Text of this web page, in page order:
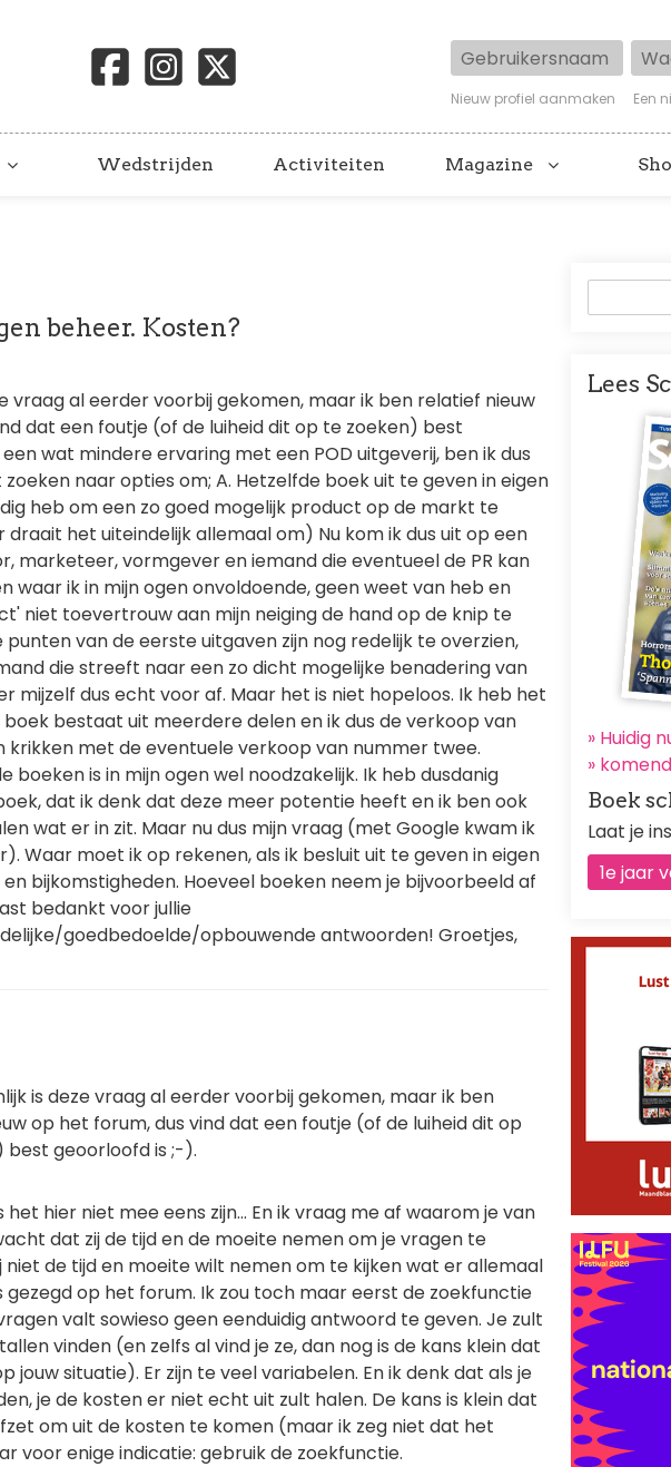
Gebruikersnaam
Nieuw profiel aanmaken Een
Wedstrijden Activiteiten Magazine
beheer. Kosten?
vraag al eerder voorbij gekomen, maar ik ben relatief nieuw
dat een foutje (of de luiheid dit op te zoeken) best
wat mindere ervaring met een POD uitgeverij, ben ik dus
naar opties om; A. Hetzelfde boek uit te geven in eigen
heb om een zo goed mogelijk product op de markt te
het uiteindelijk allemaal om) Nu kom ik dus uit op een
marketeer, vormgever en iemand die eventueel de PR kan
waar ik in mijn ogen onvoldoende, geen weet van heb en
niet toevertrouw aan mijn neiging de hand op de knip te
punten van de eerste uitgaven zijn nog redelijk te overzien,
die streeft naar een zo dicht mogelijke benadering van
mijzelf dus echt voor af. Maar het is niet hopeloos. Ik heb het
bestaat uit meerdere delen en ik dus de verkoop van
krikken met de eventuele verkoop van nummer twee.
boeken is in mijn ogen wel noodzakelijk. Ik heb dusdanig
dat ik denk dat deze meer potentie heeft en ik ben ook
wat er in zit. Maar nu dus mijn vraag (met Google kwam ik
Waar moet ik op rekenen, als ik besluit uit te geven in eigen
bijkomstigheden. Hoeveel boeken neem je bijvoorbeeld af
bedankt voor jullie
goedbedoelde/opbouwende antwoorden! Groetjes,
is deze vraag al eerder voorbij gekomen, maar ik ben
op het forum, dus vind dat een foutje (of de luiheid dit op
best geoorloofd is ;-).
hier niet mee eens zijn... En ik vraag me af waarom je van
dat zij de tijd en de moeite nemen om je vragen te
niet de tijd en moeite wilt nemen om te kijken wat er allemaal
gezegd op het forum. Ik zou toch maar eerst de zoekfunctie
valt sowieso geen eenduidig antwoord te geven. Je zult
vinden (en zelfs al vind je ze, dan nog is de kans klein dat
jouw situatie). Er zijn te veel variabelen. En ik denk dat als je
je de kosten er niet echt uit zult halen. De kans is klein dat
om uit de kosten te komen (maar ik zeg niet dat het
voor enige indicatie: gebruik de zoekfunctie.
Lees
» Huidig
»
Boek
Laat je
1e jaar